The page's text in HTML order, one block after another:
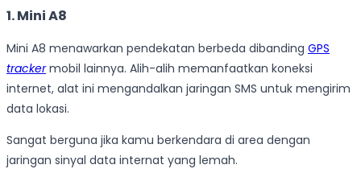
1. Mini A8
Mini A8 menawarkan pendekatan berbeda dibanding GPS
trackermobil lainnya. Alih-alih memanfaatkan koneksi
internet, alat ini mengandalkan jaringan SMS untuk mengirim
data lokasi.
Sangat berguna jika kamu berkendara di area dengan
jaringan sinyal data internat yang lemah.